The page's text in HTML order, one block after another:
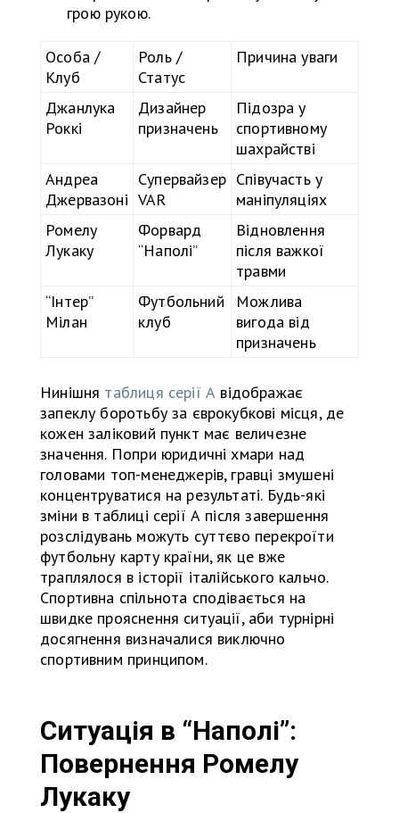
грою рукою.
Особа /
Клуб
Роль /
Статус
Причина уваги
Джанлука
Роккі
Дизайнер
призначень
Підозра у
спортивному
шахрайстві
Андреа
Джервазоні
Супервайзер
VAR
Співучасть у
маніпуляціях
Ромелу
Лукаку
Форвард
“Наполі”
Відновлення
після важкої
травми
“Інтер”
Мілан
Футбольний
клуб
Можлива
вигода від
призначень
Нинішня таблиця серії А відображає
запеклу боротьбу за єврокубкові місця, де
кожен заліковий пункт має величезне
значення. Попри юридичні хмари над
головами топ-менеджерів, гравці змушені
концентруватися на результаті. Будь-які
зміни в таблиці серії А після завершення
розслідувань можуть суттєво перекроїти
футбольну карту країни, як це вже
траплялося в історії італійського кальчо.
Спортивна спільнота сподівається на
швидке прояснення ситуації, аби турнірні
досягнення визначалися виключно
спортивним принципом.
Ситуація в “Наполі”:
Повернення Ромелу
Лукаку